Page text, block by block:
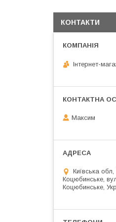
КОНТАКТИ
Інтернет-
Максим
Київська
Коцюбинське,
Коцюбинське,